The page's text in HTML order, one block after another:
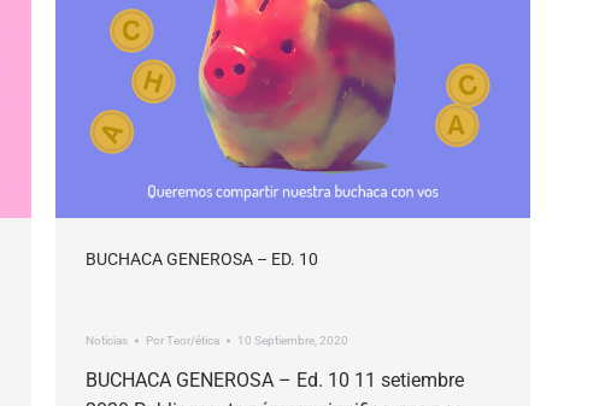
BUCHACA GENEROSA – ED. 10
Noticias PorTeor/ética 10 Septiembre, 2020
BUCHACA GENEROSA – Ed. 10 11 setiembre